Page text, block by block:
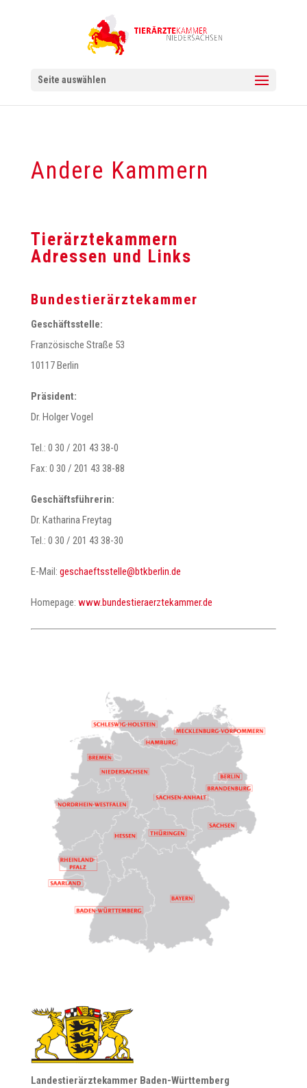
Seite auswählen
Andere Kammern
Tierärztekammern
Adressen und Links
Bundestierärztekammer
Geschäftsstelle:
Französische Straße 53
10117 Berlin
Präsident:
Dr. Holger Vogel
Tel.: 0 30 / 201 43 38-0
Fax: 0 30 / 201 43 38-88
Geschäftsführerin:
Dr. Katharina Freytag
Tel.: 0 30 / 201 43 38-30
E-Mail: ed.nilrebktb
@elletsstfeahcseg
Homepage: www.bundestieraerztekammer.de
Landestierärztekammer Baden-Württemberg